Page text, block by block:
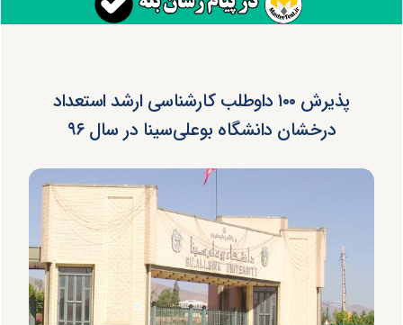
پذیرش ۱۰۰ داوطلب کارشناسی ارشد استعداد
درخشان دانشگاه بوعلی‌سینا در سال ۹۶